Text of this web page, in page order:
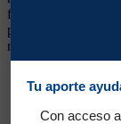
final, marcándolo
preparado para
mantenía
Tu aporte
Con acceso